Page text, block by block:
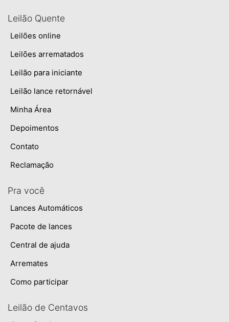
Leilão Quente
Leilões online
Leilões arrematados
Leilão para iniciante
Leilão lance retornável
Minha Área
Depoimentos
Contato
Reclamação
Pra você
Lances Automáticos
Pacote de lances
Central de ajuda
Arremates
Como participar
Leilão de Centavos